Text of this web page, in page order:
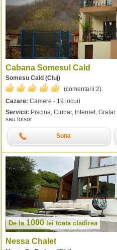
Cabana Somesul Cald
Somesu Cald (Cluj)
(comentarii:2).
Cazare: Camere - 19 locuri
Servicii: Piscina, Ciubar, Internet,
sau foisor
Suna
De la1000 lei toata cladirea
Nessa Chalet